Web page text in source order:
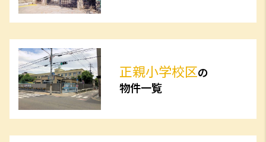
正親小学校区の
物件一覧